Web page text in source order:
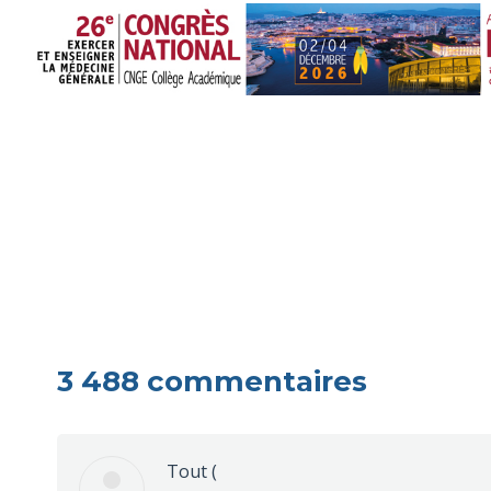
3 488 commentaires
Tout(